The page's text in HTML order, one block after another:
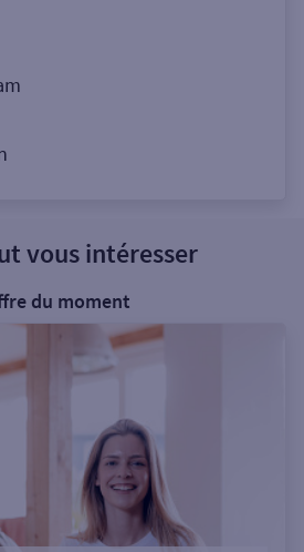
vous intéresser
du moment